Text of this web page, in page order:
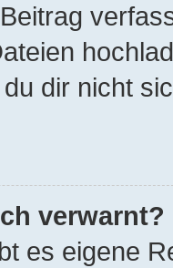
dir nicht
verwarnt?
es eigene